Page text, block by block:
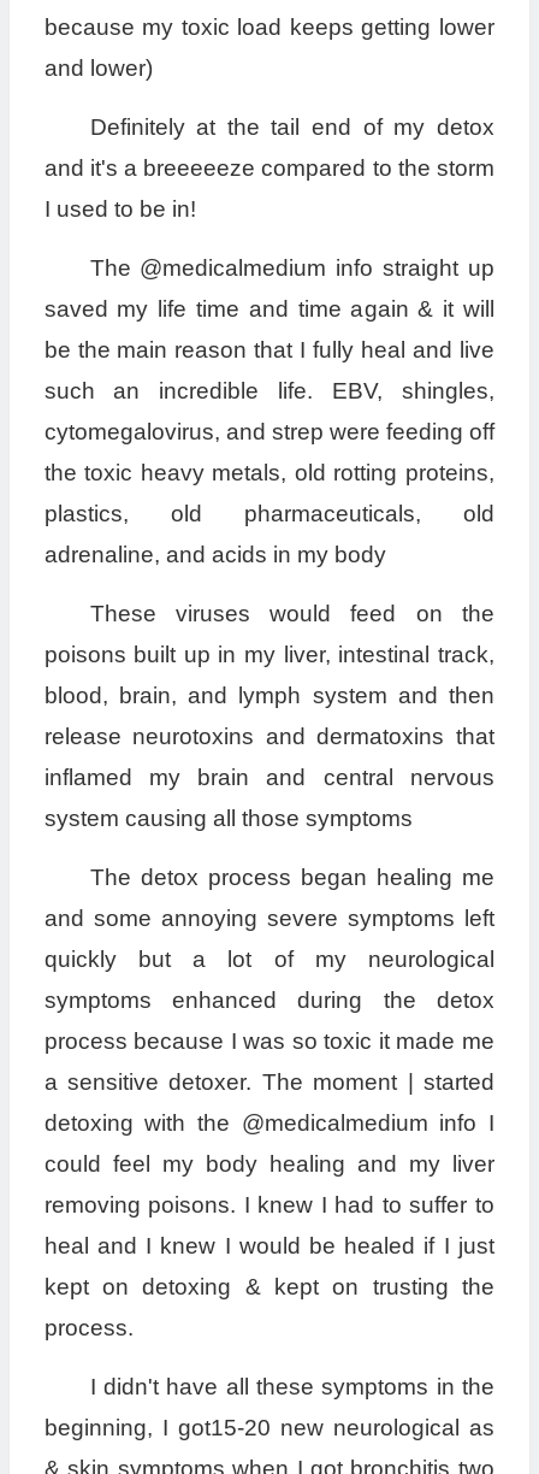
because my toxic load keeps getting lower
and lower)
Definitely at the tail end of my detox
and it's a breeeeeze compared to the storm
I used to be in!
The @medicalmedium info straight up
saved my life time and time again & it will
be the main reason that I fully heal and live
such an incredible life. EBV, shingles,
cytomegalovirus, and strep were feeding off
the toxic heavy metals, old rotting proteins,
plastics, old pharmaceuticals, old
adrenaline, and acids in my body
These viruses would feed on the
poisons built up in my liver, intestinal track,
blood, brain, and lymph system and then
release neurotoxins and dermatoxins that
inflamed my brain and central nervous
system causing all those symptoms
The detox process began healing me
and some annoying severe symptoms left
quickly but a lot of my neurological
symptoms enhanced during the detox
process because I was so toxic it made me
a sensitive detoxer. The moment | started
detoxing with the @medicalmedium info I
could feel my body healing and my liver
removing poisons. I knew I had to suffer to
heal and I knew I would be healed if I just
kept on detoxing & kept on trusting the
process.
I didn't have all these symptoms in the
beginning, I got15-20 new neurological as
& skin symptoms when I got bronchitis two